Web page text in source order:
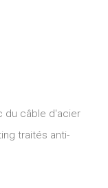
du câble d'acier
traités anti-